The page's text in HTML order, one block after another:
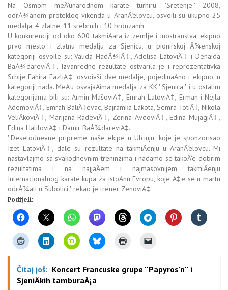
Na Osmom meÄ‘unarodnom karate turniru ''Sretenje'' 2008,
odrÅ¾anom proteklog vikenda u AranÄ‘elovcu, osvoili su ukupno 25
medalja: 4 zlatne, 11 srebrnih i 10 bronzanih.
U konkurenciji od oko 600 takmiÄara iz zemlje i inostranstva, ekipno
prvo mesto i zlatnu medalju za Sjenicu, u pionirskoj Å¾enskoj
kategoriji osvoile su: Valida HadÅ¾iÄ‡, Adelisa LatoviÄ‡ i Denaida
BaÅ¾dareviÄ‡. Izvanredne rezultate ostvarila je i reprezentativka
Srbije Fahira FazliÄ‡, osvoivši dve medalje, pojedinaÄno i ekipno, u
kategoriji nada. MeÄ‘u osvajaÄima medalja za KK ''Sjenica'', i u ostalim
kategorijama bili su: Armin MašoviÄ‡, Emrah LatoviÄ‡, Erman i Nejla
AdemoviÄ‡, Emrah BaliÄ‡evac, Bajramka Lakota, Semra TotiÄ‡, Nikola
VeliÄkoviÄ‡, Marijana RadeviÄ‡, Zerina AvdoviÄ‡, Edina MujagiÄ‡,
Edina HaliloviÄ‡ i Damir BaÅ¾dareviÄ‡.
''Desetodnevne pripreme naše ekipe u Ulcinju, koje je sponzorisao
Izet LatoviÄ‡, dale su rezultate na takmiÄenju u AranÄ‘elovcu. Mi
nastavlajmo sa svakodnevnim treninzima i nadamo se takoÄ‘e dobrim
rezultatima i na najjaÄem i najmasovnijem takmiÄenju
Internacionalnog karate kupa za istoÄnu Evropu, koje Ä‡e se u martu
odrÅ¾ati u Subotici'', rekao je trener ZenoviÄ‡.
Podijeli:
Čitaj još: Koncert Francuske grupe ''Papyros'n'' i
SjeniÄkih tamburaÅ¡a